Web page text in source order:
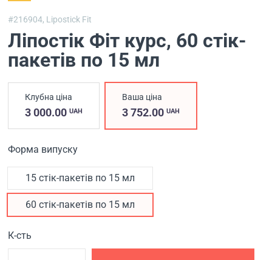
#216904, Lipostick Fit
Ліпостік Фіт курс, 60 стік-
пакетів по 15 мл
Клубна ціна
3 000.00 UAH
Ваша ціна
3 752.00UAH
Форма випуску
15 стік-пакетів по 15 мл
60 стік-пакетів по 15 мл
К-сть